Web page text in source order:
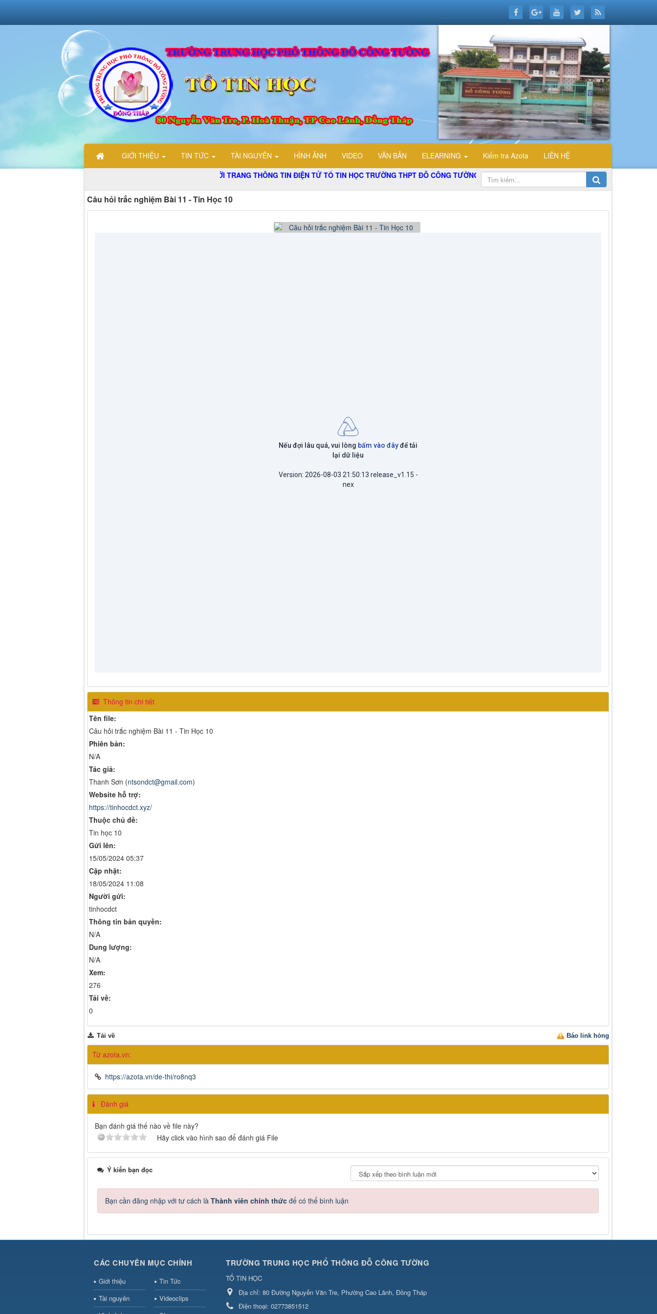
GIỚI THIỆU TIN TỨC TÀI NGUYÊN HÌNH ẢNH VIDEO VĂN BẢN ELEARNING Kiểm tra Azota
LIÊN HỆ
CHÀO MỪNG CÁC BẠN ĐẾN VỚI TRANG THÔNG TIN ĐIỆN TỬ TỔ TIN HỌC TRƯỜNG THPT ĐỖ CÔNG TƯỜNG
Câu hỏi trắc nghiệm Bài 11 - Tin Học 10
Thông tin chi tiết
Tên file:
Câu hỏi trắc nghiệm Bài 11 - Tin Học 10
Phiên bản:
N/A
Tác giả:
Thanh Sơn (ntsondct@gmail.com)
Website hỗ trợ:
https://tinhocdct.xyz/
Thuộc chủ đề:
Tin học 10
Gửi lên:
15/05/2024 05:37
Cập nhật:
18/05/2024 11:08
Người gửi:
tinhocdct
Thông tin bản quyền:
N/A
Dung lượng:
N/A
Xem:
276
Tải về:
0
Báo link hỏng
Tải về
Từ azota.vn:
https://azota.vn/de-thi/ro8nq3
Đánh giá
Bạn đánh giá thế nào về file này?
Hãy click vào hình sao để đánh giá File
Ý kiến bạn đọc
Bạn cần đăng nhập với tư cách là Thành viên chính thức để có thể bình luận
CÁC CHUYÊN MỤC CHÍNH
Giới thiệu
Tin Tức
Tài nguyên
Videoclips
TRƯỜNG TRUNG HỌC PHỔ THÔNG ĐỖ CÔNG TƯỜNG
TỔ TIN HỌC
Địa chỉ: 80 Đường Nguyễn Văn Tre, Phường Cao Lãnh, Đồng Tháp
Điện thoại: 02773851512